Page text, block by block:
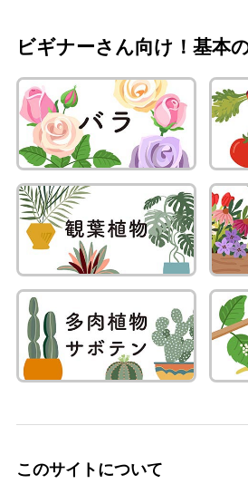
ビギナーさん向け！基本
このサイトについて